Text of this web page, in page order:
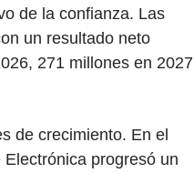
de la confianza. Las
un resultado neto
271 millones en 2027
de crecimiento. En el
progresó un